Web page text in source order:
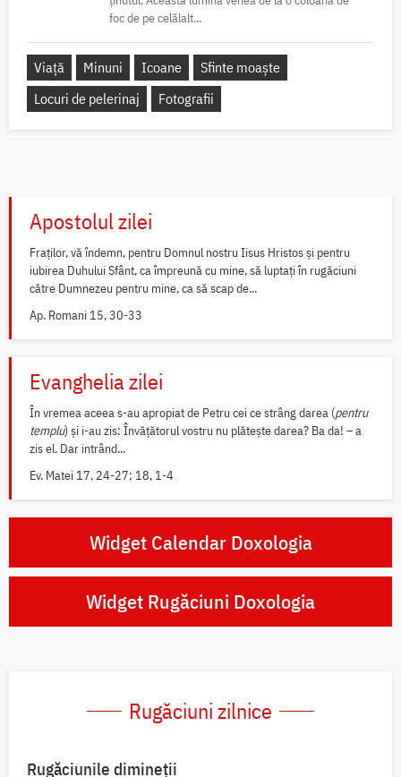
foc de pe celălalt...
Viață Minuni Icoane
Sfinte moaște
Locuri de pelerinaj
Fotografii
Apostolul zilei
Fraților, vă îndemn, pentru Domnul nostru Iisus Hristos și pentru
iubirea Duhului Sfânt, ca împreună cu mine, să luptați în rugăciuni
către Dumnezeu pentru mine, ca să scap de...
Ap. Romani 15, 30-33
Evanghelia zilei
În vremea aceea s-au apropiat de Petru cei ce strâng darea (pentru
templu) și i-au zis: Învățătorul vostru nu plătește darea? Ba da! – a
zis el. Dar intrând...
Ev. Matei 17, 24-27; 18, 1-4
Widget Calendar Doxologia
Widget Rugăciuni Doxologia
Rugăciuni zilnice
Rugăciunile dimineții